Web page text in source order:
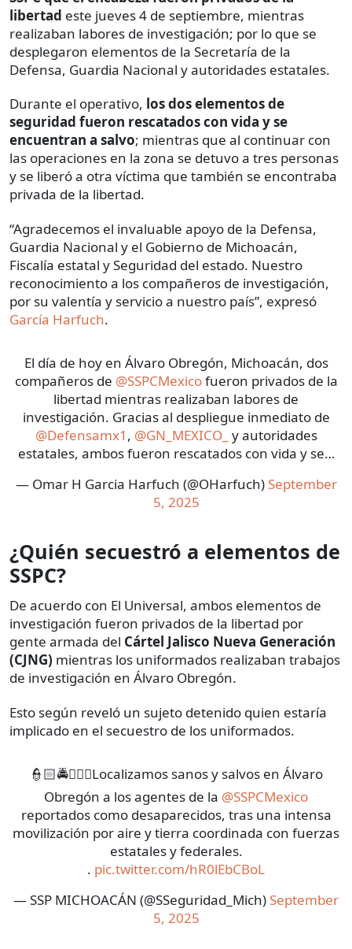
libertad este jueves 4 de septiembre, mientras
realizaban labores de investigación; por lo que se
desplegaron elementos de la Secretaría de la
Defensa, Guardia Nacional y autoridades estatales.
Durante el operativo, los dos elementos de
seguridad fueron rescatados con vida y se
encuentran a salvo; mientras que al continuar con
las operaciones en la zona se detuvo a tres personas
y se liberó a otra víctima que también se encontraba
privada de la libertad.
“Agradecemos el invaluable apoyo de la Defensa,
Guardia Nacional y el Gobierno de Michoacán,
Fiscalía estatal y Seguridad del estado. Nuestro
reconocimiento a los compañeros de investigación,
por su valentía y servicio a nuestro país”, expresó
García Harfuch.
El día de hoy en Álvaro Obregón, Michoacán, dos
compañeros de @SSPCMexicofueron privados de la
libertad mientras realizaban labores de
investigación. Gracias al despliegue inmediato de
@Defensamx1 , @GN_MEXICO_ y autoridades
estatales, ambos fueron rescatados con vida y se…
— Omar H Garcia Harfuch (@OHarfuch) September
5, 2025
¿Quién secuestró a elementos de
SSPC?
De acuerdo con El Universal, ambos elementos de
investigación fueron privados de la libertad por
gente armada del Cártel Jalisco Nueva Generación
(CJNG) mientras los uniformados realizaban trabajos
de investigación en Álvaro Obregón.
Esto según reveló un sujeto detenido quien estaría
implicado en el secuestro de los uniformados.
👮🏻🚔👮🏻‍♂️Localizamos sanos y salvos en Álvaro
Obregón a los agentes de la @SSPCMexico
reportados como desaparecidos, tras una intensa
movilización por aire y tierra coordinada con fuerzas
estatales y federales.
. pic.twitter.com/hR0lEbCBoL
— SSP MICHOACÁN (@SSeguridad_Mich) September
5, 2025